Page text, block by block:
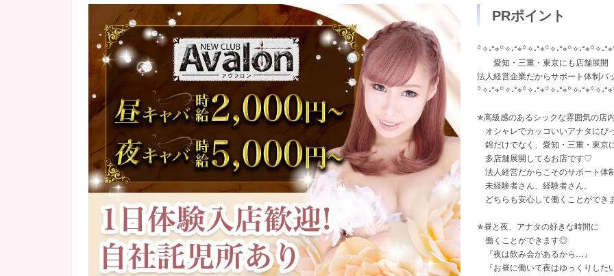
三重県その他 (2) (1)
友達同士歓迎 自由シフト (17) 今すぐ体入 (2)
(9) 高級店 (1) 少人数のお店 (1)
PRポイント
愛知・三重・東京にも店舗展開
法人経営企業だからサポート体制バ
✯高級感のあるシックな雰囲気の店
オシャレでカッコいいアナタにぴ
錦だけでなく、愛知・三重・東京
多店舗展開してるお店です♡
法人経営だからこそのサポート体
未経験者さん、経験者さん、
どちらも安心して働くことができ
✯昼と夜、アナタの好きな時間に
働くことができます◎
『夜は飲み会があるから…』
『お昼に働いて夜はゆっくりした